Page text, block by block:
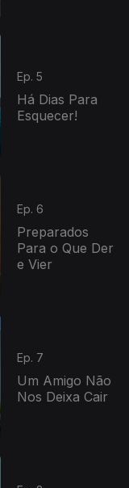
Ep. 5
Há Dias Para
Esquecer!
Ep. 6
Preparados
Para o Que Der
e Vier
Ep. 7
Um Amigo Não
Nos Deixa Cair